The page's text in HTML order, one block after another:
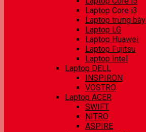
Laptop Core i3
Laptop trưng bày
Laptop LG
Laptop Huawei
Laptop Fujitsu
Laptop Intel
Laptop DELL
INSPIRON
VOSTRO
Laptop ACER
SWIFT
NITRO
ASPIRE